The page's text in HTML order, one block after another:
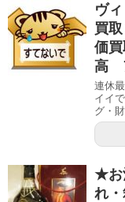
ヴ
買
価
高
連休
イイ
グ・
★お
れ